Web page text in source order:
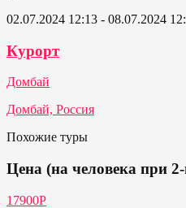
02.07.2024 12:13 - 08.07.2024
Курорт
Домбай
Домбай, Россия
Похожие туры
Цена (на человека при
17900Р